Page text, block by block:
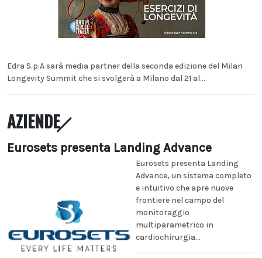
Edra S.p.A sarà media partner della seconda edizione del Milan
Longevity Summit che si svolgerà a Milano dal 21 al...
AZIENDE
Eurosets presenta Landing Advance
Eurosets presenta Landing
Advance, un sistema completo
e intuitivo che apre nuove
frontiere nel campo del
monitoraggio
multiparametrico in
cardiochirurgia...